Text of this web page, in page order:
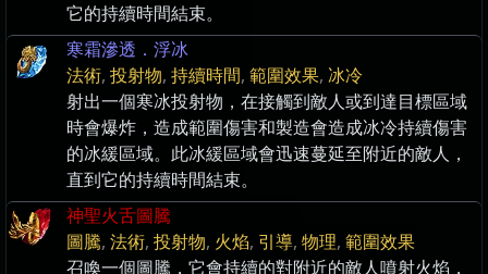
它的持續時間結束。
寒霜滲透．浮冰
法術, 投射物, 持續時間, 範圍效果, 冰冷
射出一個寒冰投射物，在接觸到敵人或到達目標區域
時會爆炸，造成範圍傷害和製造會造成冰冷持續傷害
的冰緩區域。此冰緩區域會迅速蔓延至附近的敵人，
直到它的持續時間結束。
神聖火舌圖騰
圖騰, 法術, 投射物, 火焰, 引導, 物理, 範圍效果
召喚一個圖騰，它會持續的對附近的敵人噴射火焰，